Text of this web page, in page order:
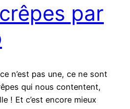
par
n’est pas une, ce ne sont
qui nous contentent,
! Et c’est encore mieux